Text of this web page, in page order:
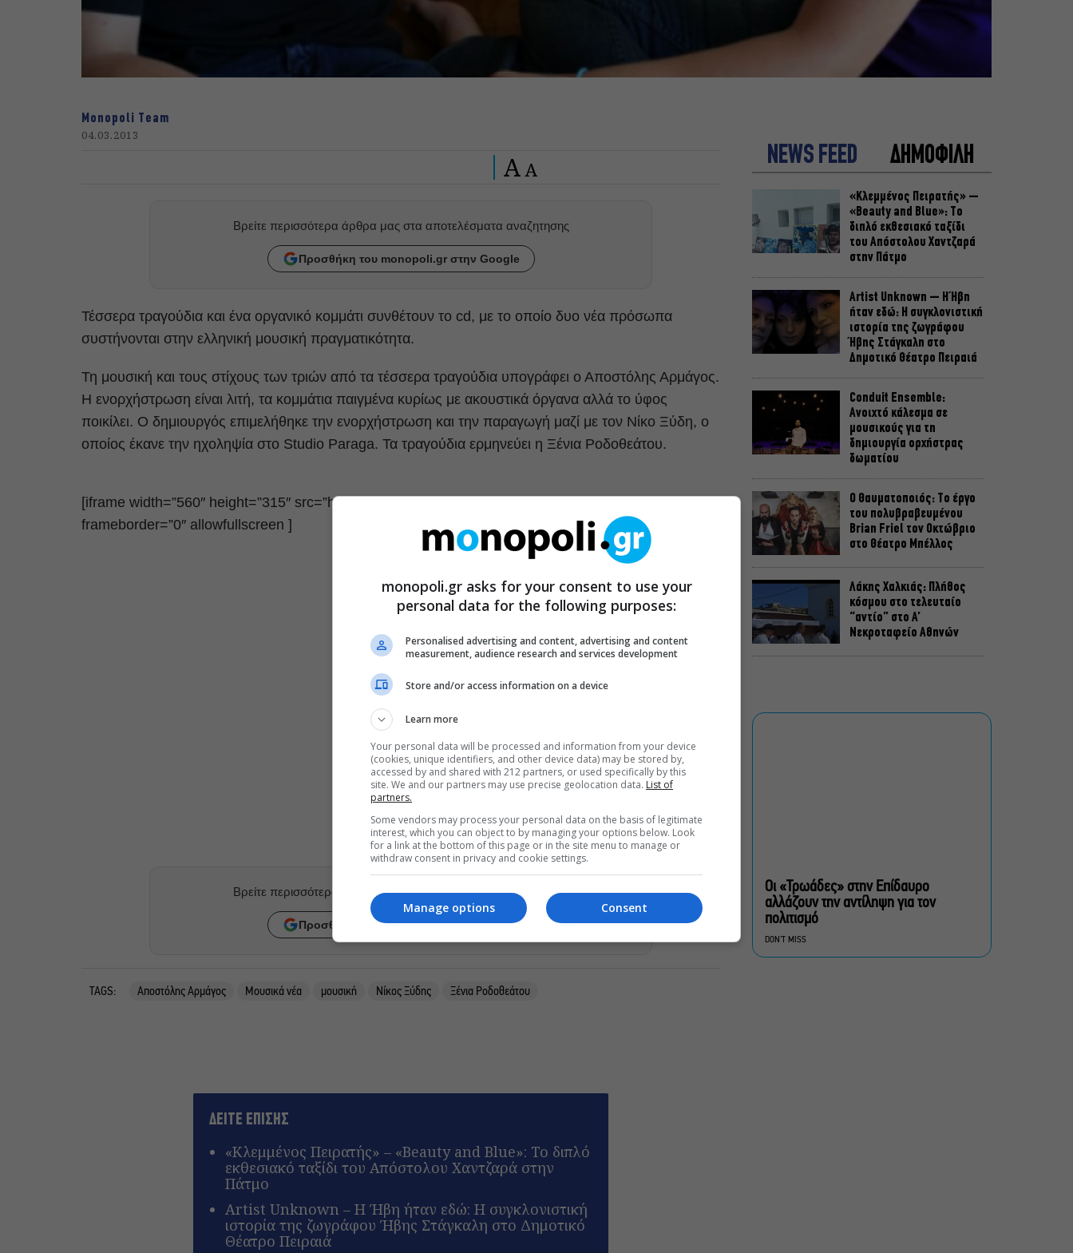
Monopoli Team
04.03.2013
A A
Βρείτε περισσότερα άρθρα μας στα αποτελέσματα αναζητησης
Προσθήκη του monopoli.gr στην Google
Τέσσερα τραγούδια και ένα οργανικό κομμάτι συνθέτουν το cd, με το οποίο δυο νέα πρόσωπα
συστήνονται στην ελληνική μουσική πραγματικότητα.
Τη μουσική και τους στίχους των τριών από τα τέσσερα τραγούδια υπογράφει ο Αποστόλης Αρμάγος.
Η ενορχήστρωση είναι λιτή, τα κομμάτια παιγμένα κυρίως με ακουστικά όργανα αλλά το ύφος
ποικίλει. Ο δημιουργός επιμελήθηκε την ενορχήστρωση και την παραγωγή μαζί με τον Νίκο Ξύδη, ο
οποίος έκανε την ηχοληψία στο Studio Paraga. Τα τραγούδια ερμηνεύει η Ξένια Ροδοθεάτου.
[iframe width=”560″ height=”315″ src=”http://www.youtube.com/embed/9xLnwAu3RPM”
frameborder=”0″ allowfullscreen ]
Βρείτε περισσότερα άρθρα μας στα αποτελέσματα αναζητησης
Προσθήκη του monopoli.gr στην Google
TAGS: Αποστόλης Αρμάγος Μουσικά νέα μουσική Νίκος Ξύδης Ξένια Ροδοθεάτου
ΔΕΙΤΕ ΕΠΙΣΗΣ
«Κλεμμένος Πειρατής» – «Beauty and Blue»: Το διπλό
εκθεσιακό ταξίδι του Απόστολου Χαντζαρά στην
Πάτμο
Artist Unknown – Η Ήβη ήταν εδώ: Η συγκλονιστική
ιστορία της ζωγράφου Ήβης Στάγκαλη στο Δημοτικό
Θέατρο Πειραιά
NEWS FEED ΔΗΜΟΦΙΛΗ
«Κλεμμένος Πειρατής» –
«Beauty and Blue»: Το
διπλό εκθεσιακό ταξίδι
του Απόστολου Χαντζαρά
στην Πάτμο
Artist Unknown – Η Ήβη
ήταν εδώ: Η συγκλονιστική
ιστορία της ζωγράφου
Ήβης Στάγκαλη στο
Δημοτικό Θέατρο Πειραιά
Conduit Ensemble:
Ανοιχτό κάλεσμα σε
μουσικούς για τη
δημιουργία ορχήστρας
δωματίου
Ο Θαυματοποιός: Το έργο
του πολυβραβευμένου
Brian Friel τον Οκτώβριο
στο Θέατρο Μπέλλος
Λάκης Χαλκιάς: Πλήθος
κόσμου στο τελευταίο
“αντίο” στο Α’
Νεκροταφείο Αθηνών
τραπεζοκαθισμάτων σε 13
επιχειρησιακές δράσεις
Παγκόσμια πρεμιέρα για τη
Οι «Τρωάδες» στην Επίδαυρο
αλλάζουν την αντίληψη για τον
πολιτισμό
DON'T MISS
monopoli.gr asks for your consent to use your
personal data for the following purposes:
Personalised advertising and content, advertising and content
measurement, audience research and services development
Store and/or access information on a device
Learn more
Your personal data will be processed and information from your device
(cookies, unique identifiers, and other device data) may be stored by,
accessed by and shared with 212 partners, or used specifically by this
site. We and our partners may use precise geolocation data. List of
partners.
Some vendors may process your personal data on the basis of legitimate
interest, which you can object to by managing your options below. Look
for a link at the bottom of this page or in the site menu to manage or
withdraw consent in privacy and cookie settings.
Consent
Manage options